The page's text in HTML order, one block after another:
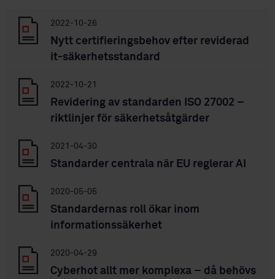
2022-10-26
Nytt certifieringsbehov efter reviderad
it-säkerhetsstandard
2022-10-21
Revidering av standarden ISO 27002 –
riktlinjer för säkerhetsåtgärder
2021-04-30
Standarder centrala när EU reglerar AI
2020-05-05
Standardernas roll ökar inom
informationssäkerhet
2020-04-29
Cyberhot allt mer komplexa – då behövs